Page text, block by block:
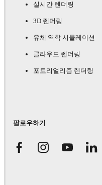
실시간 렌더링
3D 렌더링
유체 역학 시뮬레이션
클라우드 렌더링
포토리얼리즘 렌더링
팔로우하기